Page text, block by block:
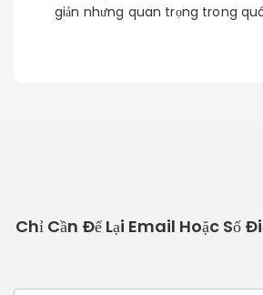
giản nhưng quan trọng trong
Chỉ Cần Để Lại Email Hoặc Số